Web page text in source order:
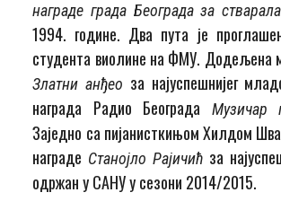
награде града Београда за
1994. године. Два пута је
студента виолине на ФМУ. Додељена
Златни анђео за најуспешнијег
награда Радио Београда
Музичар
Заједно са пијанисткињом Хилдом
награде Станојло Рајичић за
одржан у САНУ у сезони 2014/2015.